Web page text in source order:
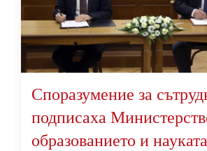
Споразумение за
подписаха
образованието и